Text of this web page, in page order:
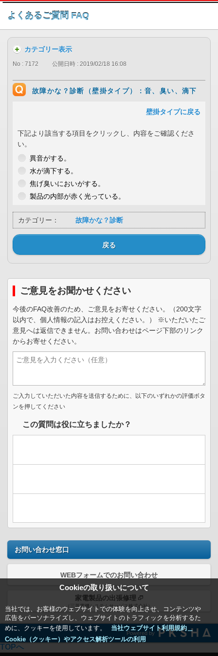
このページの本文へ
よくあるご質問 FAQ
Cookieの取り扱いについて
当社では、お客様のウェブサイトでの体験を向上させ、コンテンツや
広告をパーソナライズし、ウェブサイトのトラフィックを分析するた
めに、クッキーを使用しています。
当社ウェブサイト利用規約＿
Cookie（クッキー）やアクセス解析ツールの利用
カテゴリー表示
No : 7172 公開日時 : 2019/02/18 16:08
故障かな？診断（壁掛タイプ）：音、臭い、滴下
壁掛タイプに戻る
下記より該当する項目をクリックし、内容をご確認くださ
い。
異音がする。
水が滴下する。
焦げ臭いにおいがする。
製品の内部が赤く光っている。
カテゴリー： 故障かな？診断
戻る
ご意見をお聞かせください
今後のFAQ改善のため、ご意見をお寄せください。（200文字
以内で、個人情報の記入はお控えください。） ※いただいたご
意見へは返信できません。お問い合わせはページ下部のリンク
からお寄せください。
ご入力していただいた内容を送信するために、以下のいずれかの評価ボタ
ンを押してください
この質問は役に立ちましたか？
お問い合わせ窓口
WEBフォームでのお問い合わせ
家電製品の出張修理
（三菱電機システムサービス株式会社）
Powered by
TOPへ